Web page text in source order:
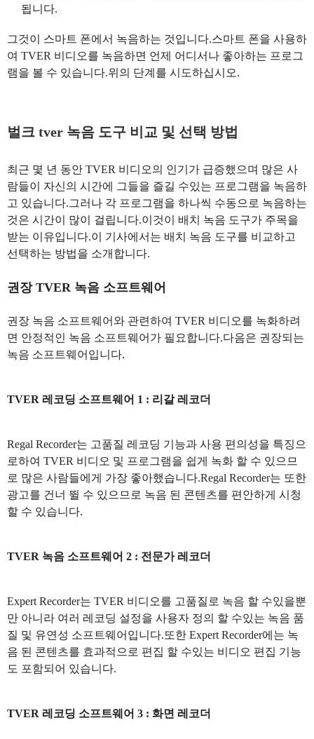
됩니다.
그것이 스마트 폰에서 녹음하는 것입니다.스마트 폰을 사용하
여 TVER 비디오를 녹음하면 언제 어디서나 좋아하는 프로그
램을 볼 수 있습니다.위의 단계를 시도하십시오.
벌크 tver 녹음 도구 비교 및 선택 방법
최근 몇 년 동안 TVER 비디오의 인기가 급증했으며 많은 사
람들이 자신의 시간에 그들을 즐길 수있는 프로그램을 녹음하
고 있습니다.그러나 각 프로그램을 하나씩 수동으로 녹음하는
것은 시간이 많이 걸립니다.이것이 배치 녹음 도구가 주목을
받는 이유입니다.이 기사에서는 배치 녹음 도구를 비교하고
선택하는 방법을 소개합니다.
권장 TVER 녹음 소프트웨어
권장 녹음 소프트웨어와 관련하여 TVER 비디오를 녹화하려
면 안정적인 녹음 소프트웨어가 필요합니다.다음은 권장되는
녹음 소프트웨어입니다.
TVER 레코딩 소프트웨어 1 : 리갈 레코더
Regal Recorder는 고품질 레코딩 기능과 사용 편의성을 특징으
로하여 TVER 비디오 및 프로그램을 쉽게 녹화 할 수 있으므
로 많은 사람들에게 가장 좋아했습니다.Regal Recorder는 또한
광고를 건너 뛸 수 있으므로 녹음 된 콘텐츠를 편안하게 시청
할 수 있습니다.
TVER 녹음 소프트웨어 2 : 전문가 레코더
Expert Recorder는 TVER 비디오를 고품질로 녹음 할 수있을뿐
만 아니라 여러 레코딩 설정을 사용자 정의 할 수있는 녹음 품
질 및 유연성 소프트웨어입니다.또한 Expert Recorder에는 녹
음 된 콘텐츠를 효과적으로 편집 할 수있는 비디오 편집 기능
도 포함되어 있습니다.
TVER 레코딩 소프트웨어 3 : 화면 레코더